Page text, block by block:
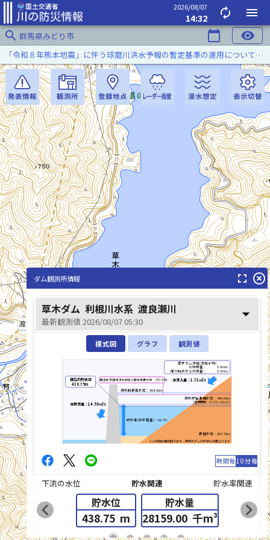
2026/08/07
14:32 autorenew
menu
search 群馬県みどり市 calendar_today visibility
渡良瀬川(わたらせがわ)
柱戸川(はしらどかわ)
「令和８年熊本地震」に伴う球磨川洪水予報の暫定基準の運用について（令和８年８月５日）
list_alt
ダム観測所情報 fullscreen highlight_off
草木ダム 利根川水系 渡良瀬川
最新観測値 2026/08/07 05:30 arrow_drop_down
模式図 グラフ 観測値
※この図は模式図であり、実際のダムの形状とは異なります
洪水時最高水位：454.00m
緊急放流(異常洪水時防災操作)判断水位：451.80m
洪水貯留準備水位：440.60m
(適用期間：07/01～09/30)
最低水位：403.70m
貯水率(利水容量)：92.3%
現在の貯水位
438.75m
全流入量：1.72㎥/s
全放流量：14.58㎥/s
草木ダム流域(流域平均)
10分雨量： 0.0mm
降り始めからの雨量： 0.0mm
時間毎10分毎
下流の水位 貯水関連 貯水率関連
貯水位
438.75 m
貯水量
28159.00 千m³
chevron_left chevron_right